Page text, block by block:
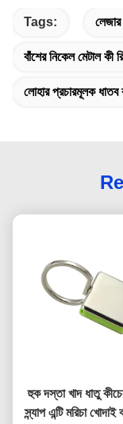
Tags: লেজার
বাঁশের নিকেল মেটাল কী
লোহার প্রচারমূলক ধাতব
হুক দস্তা খাদ ধাতু
স্ন্যাপ এন্টি মরিচা খোদাই